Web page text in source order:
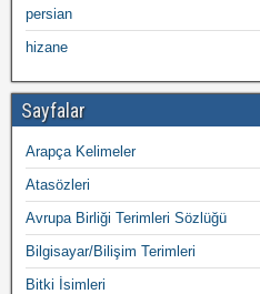
persian
hizane
Sayfalar
Arapça Kelimeler
Atasözleri
Avrupa Birliği Terimleri Sözlüğü
Bilgisayar/Bilişim Terimleri
Bitki İsimleri